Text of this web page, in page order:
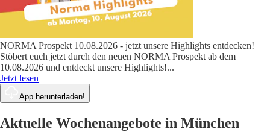
NORMA Prospekt 10.08.2026 - jetzt unsere Highlights entdecken!
Stöbert euch jetzt durch den neuen NORMA Prospekt ab dem
10.08.2026 und entdeckt unsere Highlights!...
Jetzt lesen
App herunterladen!
Aktuelle Wochenangebote in München